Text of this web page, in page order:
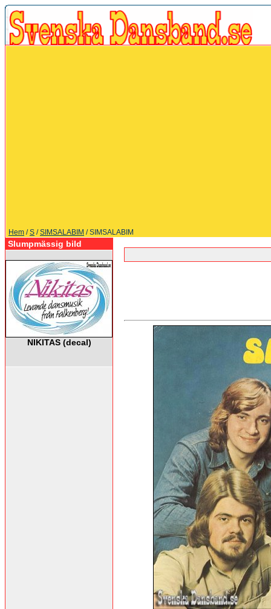
Hem /S /SIMSALABIM / SIMSALABIM
Slumpmässig bild
NIKITAS (decal)